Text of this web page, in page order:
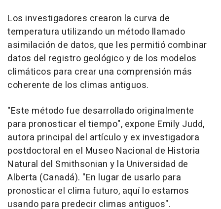
Los investigadores crearon la curva de
temperatura utilizando un método llamado
asimilación de datos, que les permitió combinar
datos del registro geológico y de los modelos
climáticos para crear una comprensión más
coherente de los climas antiguos.
"Este método fue desarrollado originalmente
para pronosticar el tiempo", expone Emily Judd,
autora principal del artículo y ex investigadora
postdoctoral en el Museo Nacional de Historia
Natural del Smithsonian y la Universidad de
Alberta (Canadá). "En lugar de usarlo para
pronosticar el clima futuro, aquí lo estamos
usando para predecir climas antiguos".